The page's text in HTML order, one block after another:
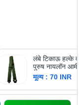
लंबे टिकाऊ हल्के
पुरुष नायलॉन
का प्रकार: फ़ैब्रिक
मूल्य : 70 INR